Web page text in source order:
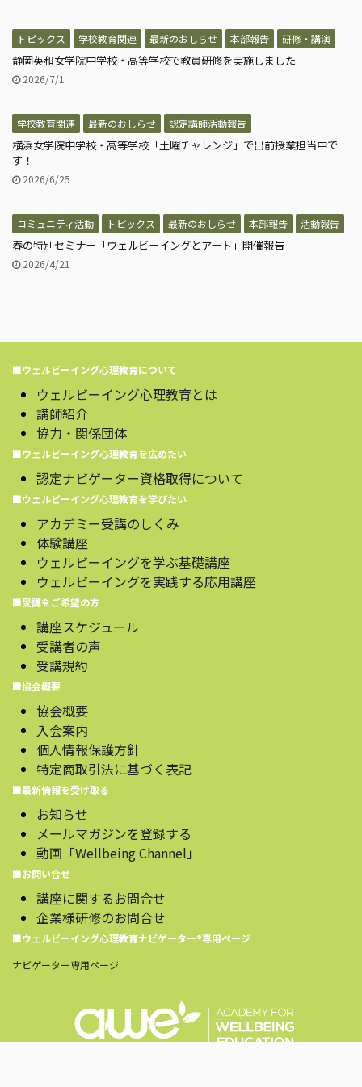
トピックス 学校教育関連 最新のおしらせ 本部報告 研修・講演
静岡英和女学院中学校・高等学校で教員研修を実施しました
2026/7/1
学校教育関連 最新のおしらせ 認定講師活動報告
横浜女学院中学校・高等学校「土曜チャレンジ」で出前授業担当中で
す！
2026/6/25
コミュニティ活動 トピックス 最新のおしらせ 本部報告 活動報告
春の特別セミナー「ウェルビーイングとアート」開催報告
2026/4/21
■ウェルビーイング心理教育について
ウェルビーイング心理教育とは
講師紹介
協力・関係団体
■ウェルビーイング心理教育を広めたい
認定ナビゲーター資格取得について
■ウェルビーイング心理教育を学びたい
アカデミー受講のしくみ
体験講座
ウェルビーイングを学ぶ基礎講座
ウェルビーイングを実践する応用講座
■受講をご希望の方
講座スケジュール
受講者の声
受講規約
■協会概要
協会概要
入会案内
個人情報保護方針
特定商取引法に基づく表記
■最新情報を受け取る
お知らせ
メールマガジンを登録する
動画「Wellbeing Channel」
■お問い合せ
講座に関するお問合せ
企業様研修のお問合せ
■ウェルビーイング心理教育ナビゲーター®️専用ページ
ナビゲーター専用ページ